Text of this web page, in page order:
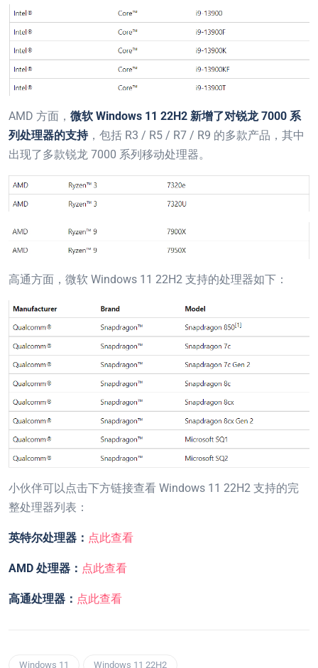
AMD 方面， 微软 Windows 11 22H2 新增了对锐龙 7000 系
列处理器的支持，包括 R3 / R5 / R7 / R9 的多款产品，其中
出现了多款锐龙 7000 系列移动处理器。
高通方面，微软 Windows 11 22H2 支持的处理器如下：
小伙伴可以点击下方链接查看 Windows 11 22H2 支持的完
整处理器列表：
英特尔处理器： 点此查看
AMD 处理器： 点此查看
高通处理器： 点此查看
Windows 11 Windows 11 22H2